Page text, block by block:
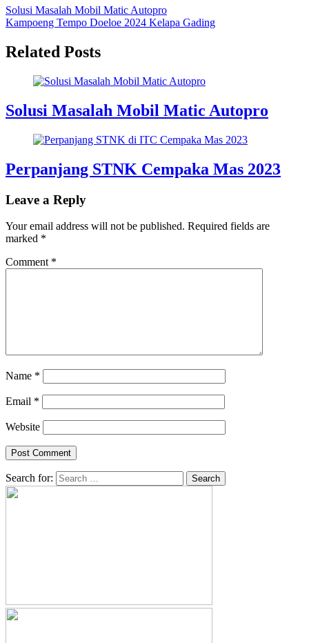
Solusi Masalah Mobil Matic Autopro
Kampoeng Tempo Doeloe 2024 Kelapa Gading
Related Posts
Solusi Masalah Mobil Matic Autopro
Perpanjang STNK Cempaka Mas 2023
Leave a Reply
Your email address will not be published. Required fields are
marked *
Comment *
Name *
Email *
Website
Search for: